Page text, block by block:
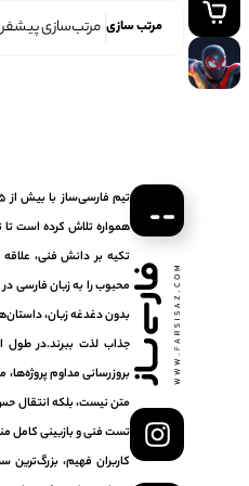
مرتب سازی
همواره تلاش کرده است تا
تکیه بر دانش فنی، علاقه
محبوب را به زبان فارسی
بدون دغدغه زبان،
جذاب لذت ببرند.در طول
بروزرسانی مداوم
متن نیست، بلکه انتقال
تست فنی و بازبینی کامل
کاربران فهیم،